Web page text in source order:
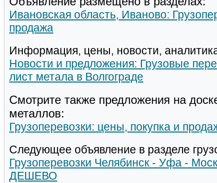
Ивановская область, Иваново:
продажа
Информация, цены, новости,
Новости и предложения: Грузовые
лист метала в Волгограде
Смотрите также предложения на
металлов:
Грузоперевозки: цены, покупка и
Следующее объявление в разделе
Грузоперевозки Челябинск - Уфа -
ДЕШЕВО